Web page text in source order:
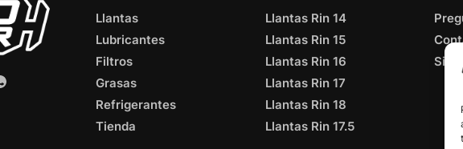
Llantas
Lubricantes
Filtros
Grasas
Refrigerantes
Tienda
Llantas Rin 14
Llantas Rin 15
Llantas Rin 16
Llantas Rin 17
Llantas Rin 18
Llantas Rin 17.5